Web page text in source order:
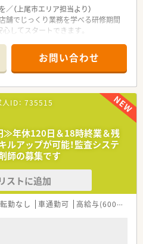
（上尾市エリア担当より）
舗でじっくり業務を学べる研修期間
してスタートできます。
て】
所に位置し、小児科と内科のクリニ
求人です。
り、1日あたり約60枚の処方箋を常
います。
ート社員複数名が在籍しており、協
り組んでいます。
20店舗以上の調剤薬局を運営し、
を行っています。
であるという考えのもと、店舗間の
企業です。
ーに掲げており、年齢や経験に関わ
お問い合わせ
ID： 735515
≫年休120日＆18時終業＆残
アップが可能！監査システ
師の募集です
ストに追加
転勤なし 車通勤可 高給与(600万円以上)